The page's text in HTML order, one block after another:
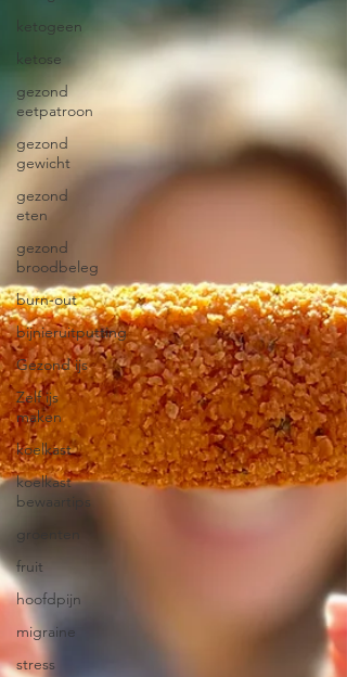
ketogeen
ketose
gezond
eetpatroon
gezond
gewicht
gezond
eten
gezond
broodbeleg
burn-out
bijnieruitputting
Gezond ijs
Zelf ijs
maken
koelkast
koelkast
bewaartips
groenten
fruit
hoofdpijn
migraine
stress